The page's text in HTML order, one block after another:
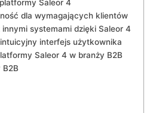
Saleor​ 4
dla wymagających klientów
systemami dzięki Saleor‌ 4
⁣interfejs użytkownika
Saleor ​4⁤ w‌ branży ⁤B2B
B2B